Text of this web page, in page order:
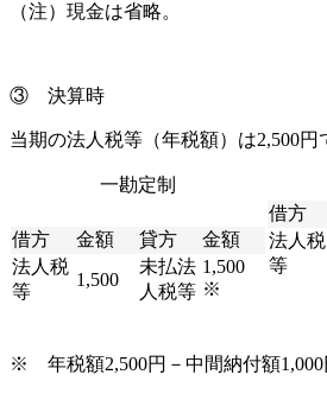
（注）現金は省略。
③ 決算時
当期の法人税等（年税額）は2,500円
一勘定制
借方 金額 貸方
金額
法人税
等
1,500
未払法
人税等
1,500
※
借方
法人税
等
※ 年税額2,500円－中間納付額1,000